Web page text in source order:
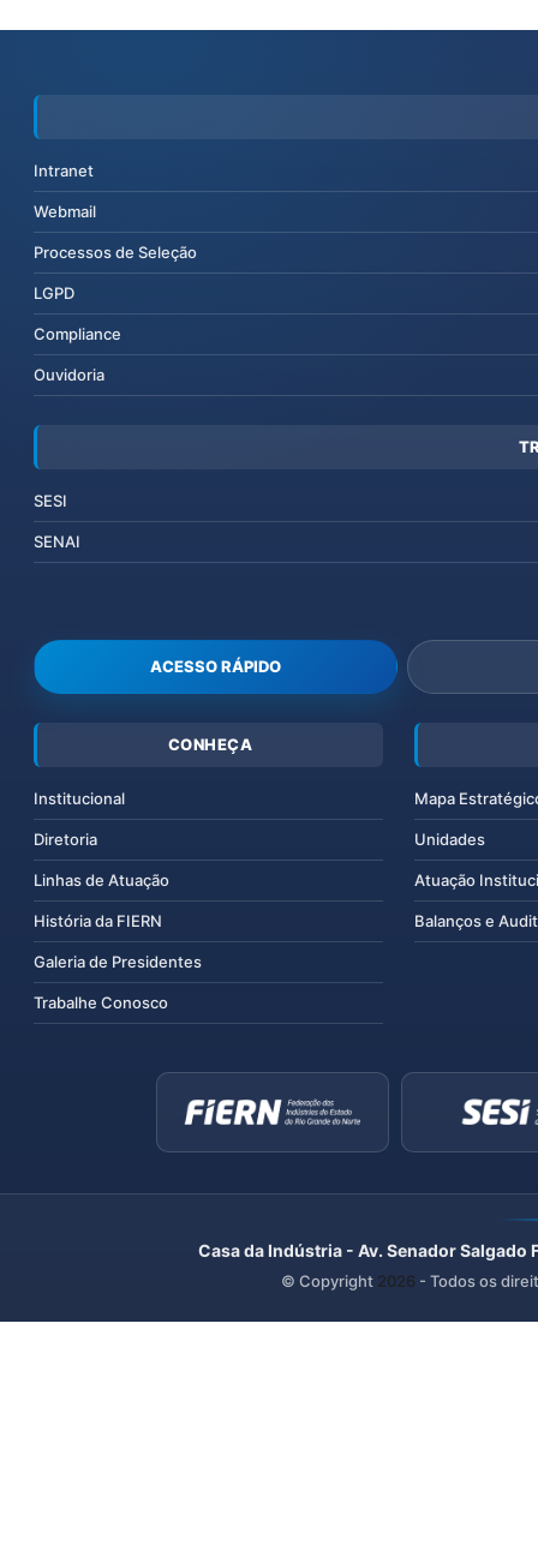
Intranet
Webmail
Processos de Seleção
LGPD
Compliance
Ouvidoria
SESI
SENAI
ACESSO RÁPIDO
CONHEÇA
Institucional
Diretoria
Linhas de Atuação
História da FIERN
Galeria de Presidentes
Trabalhe Conosco
Mapa
Unidades
Atuação
Balanços e
Casa da Indústria - Av. Senador
© Copyright 2026 - Todos os